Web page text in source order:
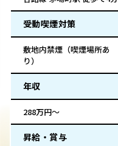
受動喫煙対策
敷地内禁煙（喫煙場所あ
り）
年収
288万円～
昇給・賞与